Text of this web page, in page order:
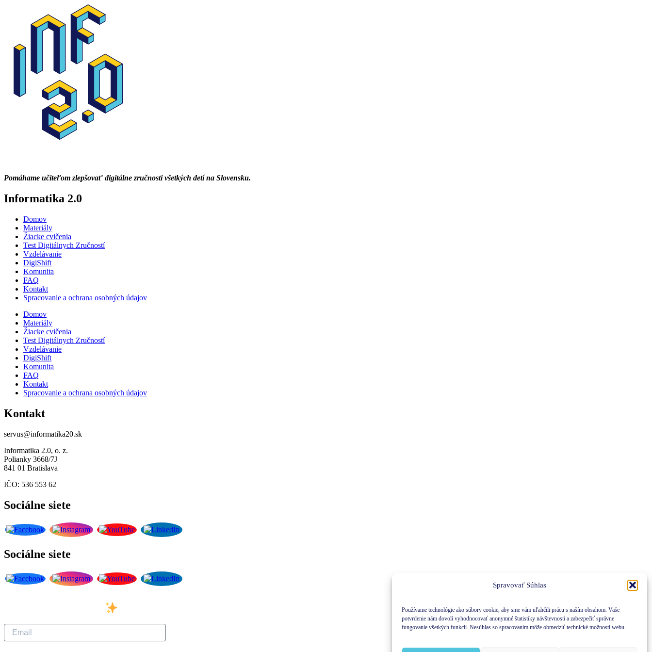
Spravovať Súhlas
Používame technológie ako súbory cookie, aby sme vám uľahčili prácu s naším obsahom. Vaše
potvrdenie nám dovolí vyhodnocovať anonymné štatistiky návštevnosti a zabezpečiť správne
fungovanie všetkých funkcií. Nesúhlas so spracovaním môže obmedziť technické možnosti webu.
Pomáhame učiteľom zlepšovať digitálne zručnosti všetkých detí na Slovensku.
Informatika 2.0
Domov
Materiály
Žiacke cvičenia
Test Digitálnych Zručností
Vzdelávanie
DigiShift
Komunita
FAQ
Kontakt
Spracovanie a ochrana osobných údajov
Domov
Materiály
Žiacke cvičenia
Test Digitálnych Zručností
Vzdelávanie
DigiShift
Komunita
FAQ
Kontakt
Spracovanie a ochrana osobných údajov
Kontakt
servus@informatika20.sk
Informatika 2.0, o. z.
Polianky 3668/7J
841 01 Bratislava
IČO: 536 553 62
Sociálne siete
Sociálne siete